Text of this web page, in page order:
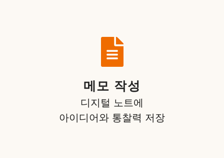
메모 작성
디지털 노트에
아이디어와 통찰력 저장